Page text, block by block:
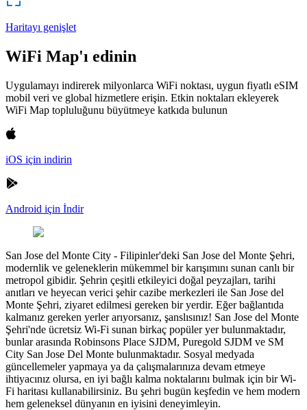
Haritayı genişlet
WiFi Map'ı edinin
Uygulamayı indirerek milyonlarca WiFi noktası, uygun fiyatlı eSIM
mobil veri ve global hizmetlere erişin. Etkin noktaları ekleyerek
WiFi Map topluluğunu büyütmeye katkıda bulunun
iOS için indirin
Android için İndir
San Jose del Monte City - Filipinler'deki San Jose del Monte Şehri,
modernlik ve geleneklerin mükemmel bir karışımını sunan canlı bir
metropol gibidir. Şehrin çeşitli etkileyici doğal peyzajları, tarihi
anıtları ve heyecan verici şehir cazibe merkezleri ile San Jose del
Monte Şehri, ziyaret edilmesi gereken bir yerdir. Eğer bağlantıda
kalmanız gereken yerler arıyorsanız, şanslısınız! San Jose del Monte
Şehri'nde ücretsiz Wi-Fi sunan birkaç popüler yer bulunmaktadır,
bunlar arasında Robinsons Place SJDM, Puregold SJDM ve SM
City San Jose Del Monte bulunmaktadır. Sosyal medyada
güncellemeler yapmaya ya da çalışmalarınıza devam etmeye
ihtiyacınız olursa, en iyi bağlı kalma noktalarını bulmak için bir Wi-
Fi haritası kullanabilirsiniz. Bu şehri bugün keşfedin ve hem modern
hem geleneksel dünyanın en iyisini deneyimleyin.